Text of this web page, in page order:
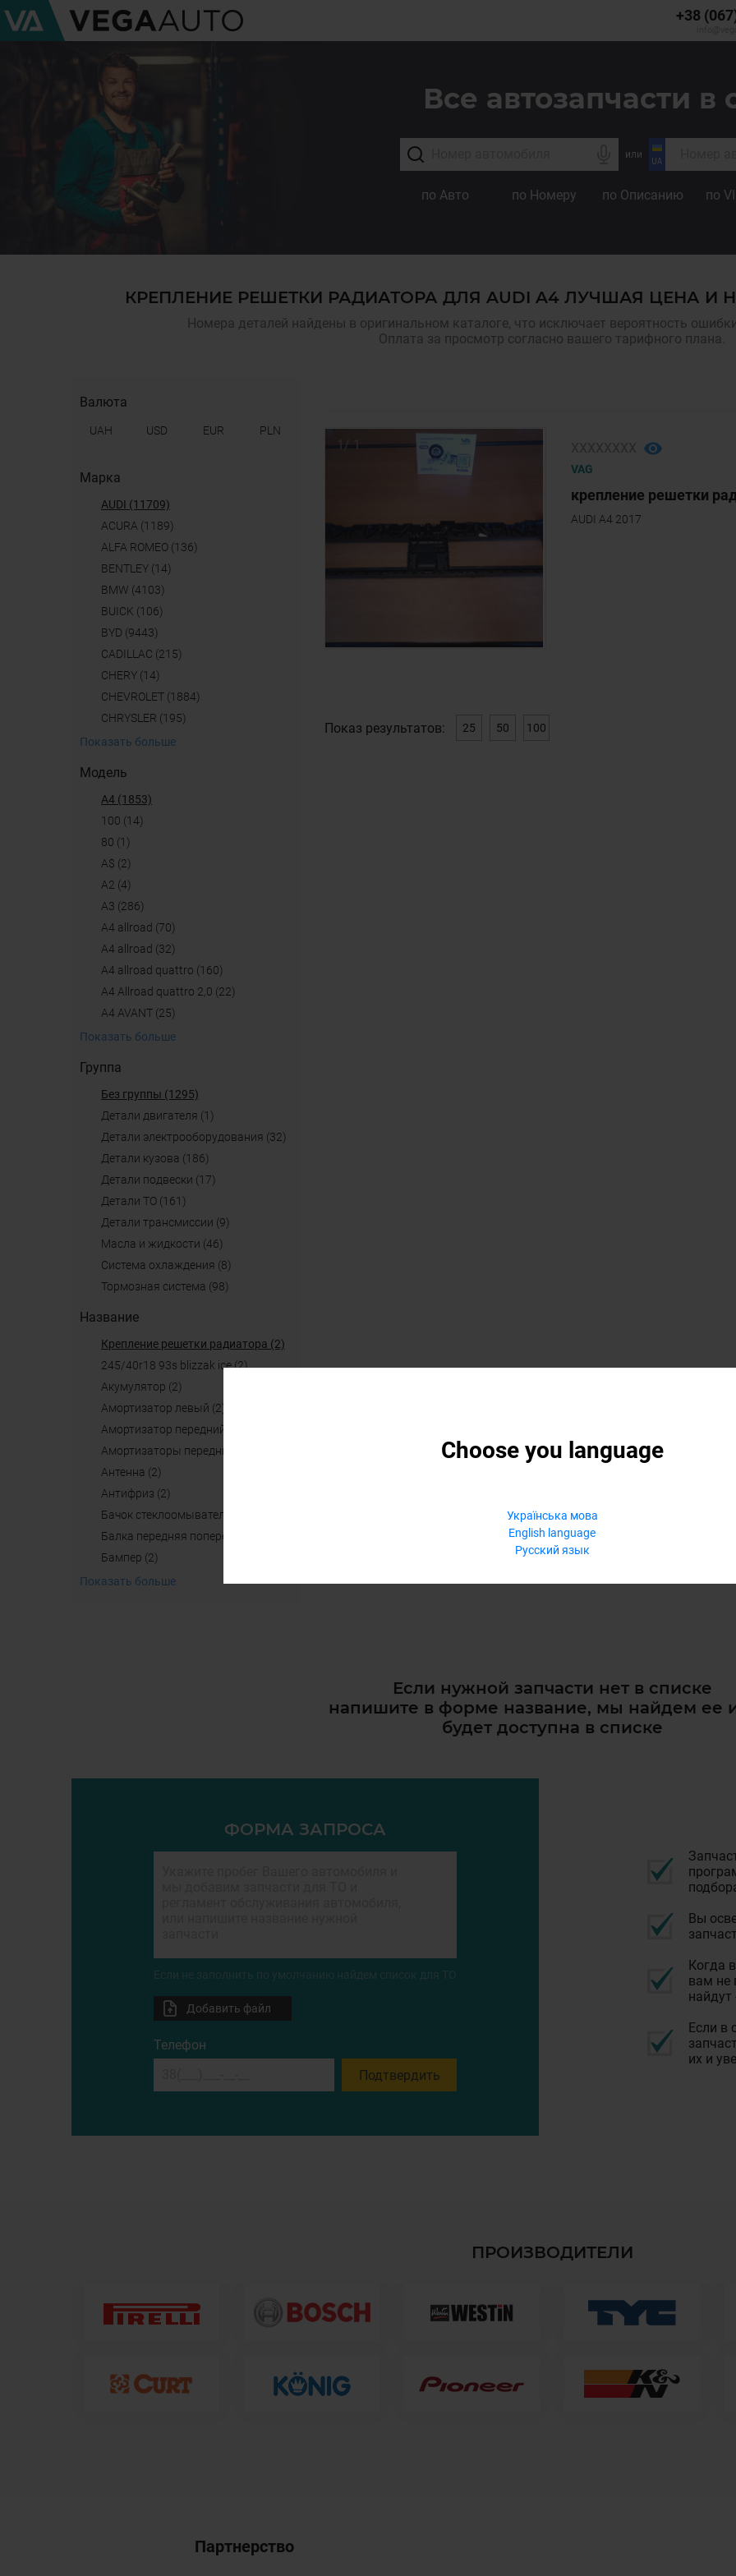
Choose you language
Українська мова
English language
Русский язык
+38
Все автозапчасти
или
по Авто по Номеру по Описанию по
КРЕПЛЕНИЕ РЕШЕТКИ РАДИАТОРА ДЛЯ AUDI A4 ЛУЧШАЯ ЦЕНА И
Номера деталей найдены в оригинальном каталоге, что исключает вероятность
Оплата за просмотр согласно вашего тарифного плана.
Валюта
UAH USD EUR PLN
Марка
AUDI (11709)
ACURA (1189)
ALFA ROMEO (136)
BENTLEY (14)
BMW (4103)
BUICK (106)
BYD (9443)
CADILLAC (215)
CHERY (14)
CHEVROLET (1884)
CHRYSLER (195)
Показать больше
Модель
A4 (1853)
100 (14)
80 (1)
A$ (2)
A2 (4)
A3 (286)
A4 allroad (70)
a4 allroad (32)
A4 allroad quattro (160)
A4 Allroad quattro 2,0 (22)
A4 AVANT (25)
Показать больше
Группа
Без группы (1295)
детали двигателя (1)
детали электрооборудования (32)
детали кузова (186)
детали подвески (17)
детали ТО (161)
детали трансмиссии (9)
масла и жидкости (46)
система охлаждения (8)
тормозная система (98)
Название
крепление решетки радиатора (2)
245/40r18 93s blizzak ice (2)
акумулятор (2)
амортизатор левый (2)
амортизатор передний (2)
амортизаторы передние (2)
антенна (2)
aнтифриз (2)
бачок стеклоомывателя (4)
балка передняя поперечная б/у (2)
бампер (2)
Показать больше
1 / 1
VAG
крепление решетки
AUDI A4 2017
Показ результатов: 25 50 100
Если нужной запчасти нет в списке
напишите в форме название, мы найдем ее
будет доступна в списке
ФОРМА ЗАПРОСА
Если не заполнить по умолчанию найдем список для ТО
Добавить файл
Телефон
Подтвердить
Вы
Когда
вам не
Если в
их и
ПРОИЗВОДИТЕЛИ
Партнерство